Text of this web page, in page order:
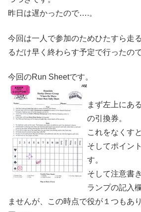
昨日は遅かったので….。
今回は一人で参加のためひたすら走
るだけ早く終わらす予定で行ったの
今回のRun Sheetです。
まず左上にあ
の引換券。
これをなくす
そしてポイン
す。
そして注意書
ランプの記入
ませんが、この時点で役が１つもあ